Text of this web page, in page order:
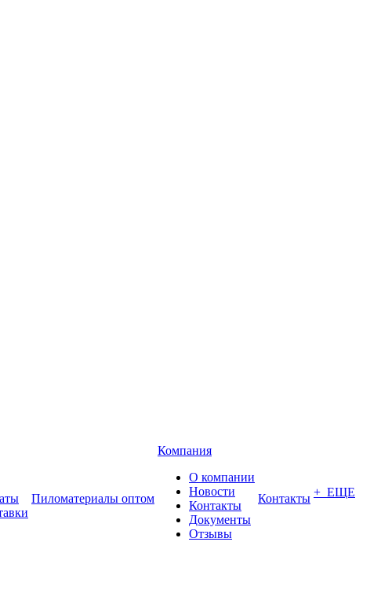
Пиломатериалы оптом
Компания
О компании
Новости
Контакты
Документы
Отзывы
Контакты + ЕЩЕ